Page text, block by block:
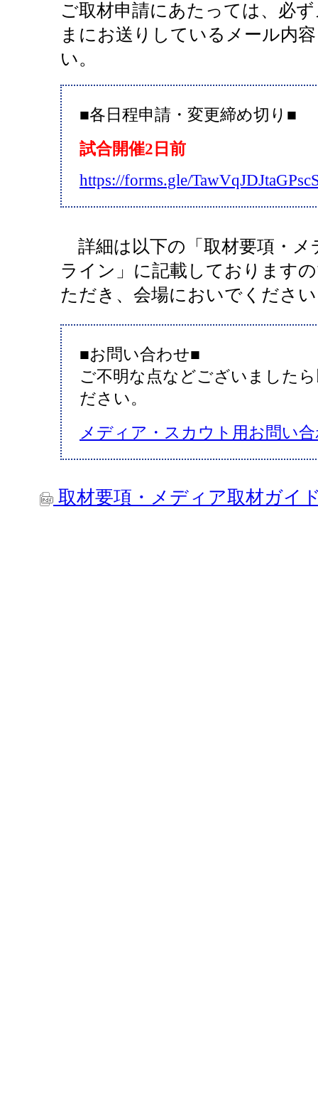
ご取材申請にあたっては、必
まにお送りしているメール内
い。
■各日程申請・変更締め切り■
試合開催2日前
https://forms.gle/
詳細は以下の「取材要項・メ
ライン」に記載しております
ただき、会場においでくださ
■お問い合わせ■
ご不明な点などございました
ださい。
メディア・スカウト用お問い
取材要項・メディア取材ガイ